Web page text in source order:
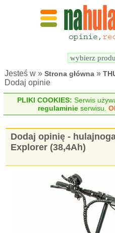
Jesteś w »Strona główna »
Dodaj opinie
PLIKI COOKIES: Serwis
regulaminie serwisu.
Dodaj opinię -
Explorer (38,4Ah)